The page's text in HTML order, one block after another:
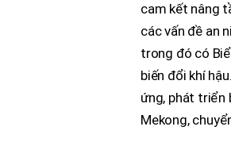
cam kết nâng
các vấn đề an
trong đó có
biến đổi khí
ứng, phát triển
Mekong,